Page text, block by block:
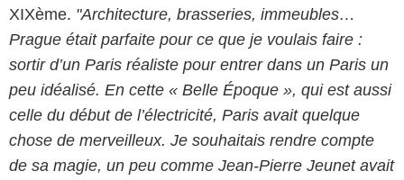
XIXème. "Architecture, brasseries, immeubles…
Prague était parfaite pour ce que je voulais faire :
sortir d’un Paris réaliste pour entrer dans un Paris un
peu idéalisé. En cette « Belle Époque », qui est aussi
celle du début de l’électricité, Paris avait quelque
chose de merveilleux. Je souhaitais rendre compte
de sa magie, un peu comme Jean-Pierre Jeunet avait